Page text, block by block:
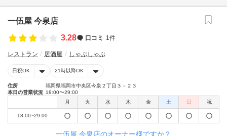
一伍屋 今泉店
3.28
口コミ 1件
レストラン 居酒屋 しゃぶしゃぶ
日祝OK 21時以降OK
住所
福岡県福岡市中央区今泉２丁目３－２３
本日の営業状況 18:00〜29:00
月
火 水 木 金 土 日 祝
18:00~29:00
一伍屋 今泉店のオーナー様ですか？